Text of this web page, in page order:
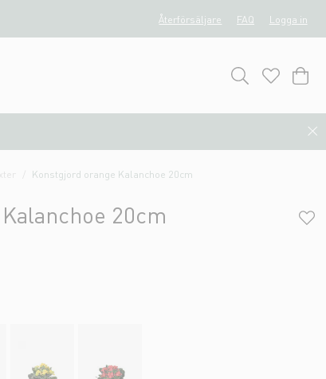
Återförsäljare FAQ Logga in
Konstgjord orange Kalanchoe 20cm
20cm